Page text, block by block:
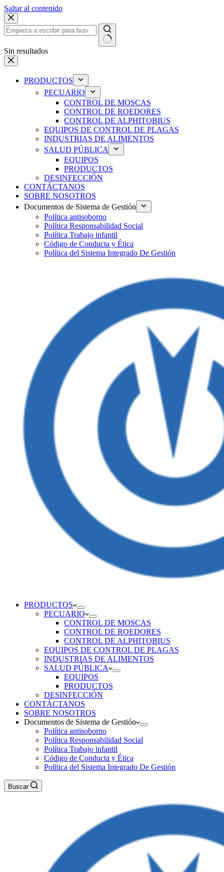
Saltar al contenido
Sin resultados
PRODUCTOS
PECUARIO
CONTROL DE MOSCAS
CONTROL DE ROEDORES
CONTROL DE ALPHITOBIUS
EQUIPOS DE CONTROL DE PLAGAS
INDUSTRIAS DE ALIMENTOS
SALUD PÚBLICA
EQUIPOS
PRODUCTOS
DESINFECCIÓN
CONTÁCTANOS
SOBRE NOSOTROS
Documentos de Sistema de Gestión
Política antisoborno
Política Responsabilidad Social
Política Trabajo infantil
Código de Conducta y Ética
Política del Sistema Integrado De Gestión
PRODUCTOS
PECUARIO
CONTROL DE MOSCAS
CONTROL DE ROEDORES
CONTROL DE ALPHITOBIUS
EQUIPOS DE CONTROL DE PLAGAS
INDUSTRIAS DE ALIMENTOS
SALUD PÚBLICA
EQUIPOS
PRODUCTOS
DESINFECCIÓN
CONTÁCTANOS
SOBRE NOSOTROS
Documentos de Sistema de Gestión
Política antisoborno
Política Responsabilidad Social
Política Trabajo infantil
Código de Conducta y Ética
Política del Sistema Integrado De Gestión
Buscar